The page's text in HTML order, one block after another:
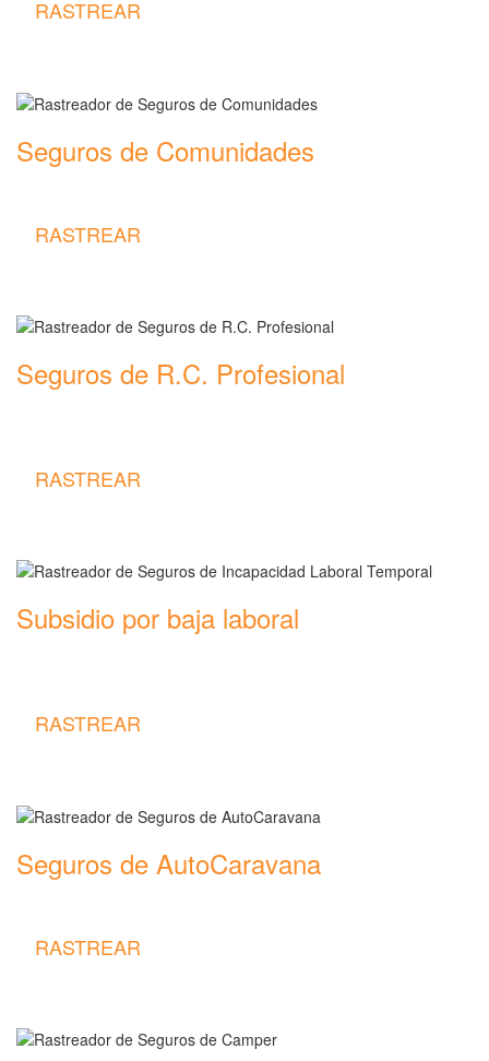
RASTREAR
Seguros de Comunidades
RASTREAR
Seguros de R.C. Profesional
RASTREAR
Subsidio por baja laboral
RASTREAR
Seguros de AutoCaravana
RASTREAR